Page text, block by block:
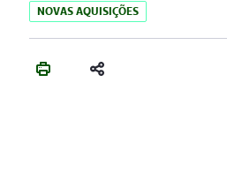
NOVAS AQUISIÇÕES